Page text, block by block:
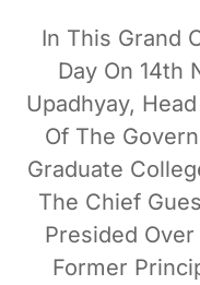
In This Grand
Day On 14th
Upadhyay,
Of The
Graduate
The Chief
Presided
Former